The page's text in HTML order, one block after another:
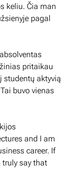
keliu. Čia man
pagal
pritaikau
studentų aktyvią
buvo vienas
and I am
career. If
truly say that